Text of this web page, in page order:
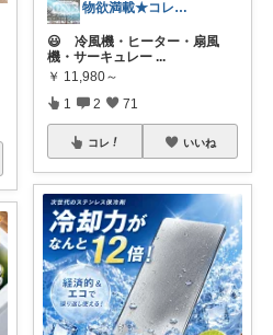
物欲満載★コレクションは商品分類別です★
😃 冷風機・ヒーター・扇風
機・サーキュレー ...
￥ 11,980～
1 2 71
コレ いいね